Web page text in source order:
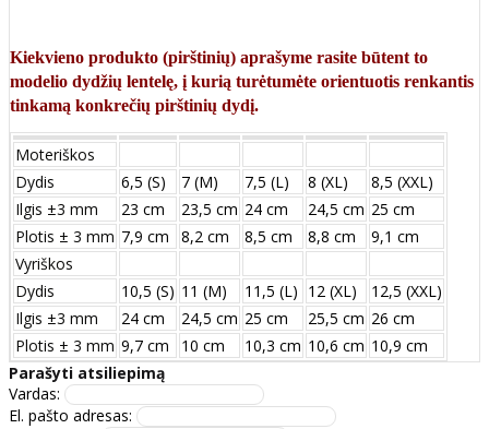
Kiekvieno produkto (pirštinių) aprašyme rasite būtent to
modelio dydžių lentelę, į kurią turėtumėte orientuotis renkantis
tinkamą konkrečių pirštinių dydį.
Moteriškos
Dydis
6,5 (S) 7 (M) 7,5 (L) 8 (XL)
8,5 (XXL)
Ilgis ±3 mm
23 cm 23,5 cm 24 cm 24,5 cm 25 cm
Plotis ± 3 mm 7,9 cm 8,2 cm 8,5 cm 8,8 cm
9,1 cm
Vyriškos
Dydis
10,5 (S) 11 (M) 11,5 (L) 12 (XL)
12,5 (XXL)
Ilgis ±3 mm
24 сm 24,5 сm 25 сm 25,5 сm 26 сm
Plotis ± 3 mm 9,7 сm 10 сm 10,3 сm 10,6 сm 10,9 сm
Parašyti atsiliepimą
Vardas:
El. pašto adresas: